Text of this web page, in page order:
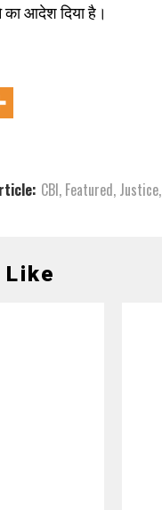
आदेश दिया है।
CBI, Featured, Justice,
Like